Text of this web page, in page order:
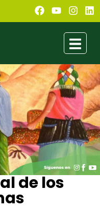
de los